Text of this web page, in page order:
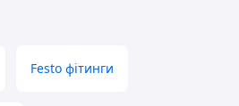
Festo фітинги